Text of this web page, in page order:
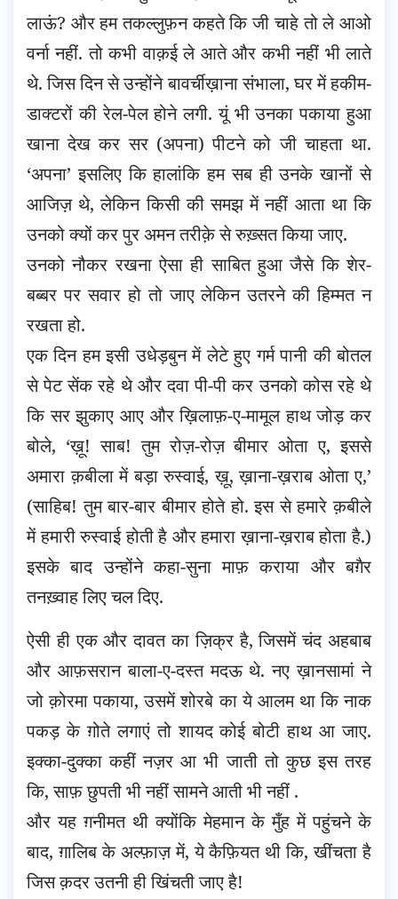
लाऊं? और हम तकल्लुफ़न कहते कि जी चाहे तो ले आओ
वर्ना नहीं. तो कभी वाक़ई ले आते और कभी नहीं भी लाते
थे. जिस दिन से उन्होंने बावर्चीख़ाना संभाला, घर में हकीम-
डाक्टरों की रेल-पेल होने लगी. यूं भी उनका पकाया हुआ
खाना देख कर सर (अपना) पीटने को जी चाहता था.
‘अपना’ इसलिए कि हालांकि हम सब ही उनके खानों से
आजिज़ थे, लेकिन किसी की समझ में नहीं आता था कि
उनको क्यों कर पुर अमन तरीक़े से रुख़्सत किया जाए.
उनको नौकर रखना ऐसा ही साबित हुआ जैसे कि शेर-
बब्बर पर सवार हो तो जाए लेकिन उतरने की हिम्मत न
रखता हो.
एक दिन हम इसी उधेड़बुन में लेटे हुए गर्म पानी की बोतल
से पेट सेंक रहे थे और दवा पी-पी कर उनको कोस रहे थे
कि सर झुकाए आए और ख़िलाफ़-ए-मामूल हाथ जोड़ कर
बोले, ‘ख़ू! साब! तुम रोज़-रोज़ बीमार ओता ए, इससे
अमारा क़बीला में बड़ा रुस्वाई, ख़ू, ख़ाना-ख़राब ओता ए,’
(साहिब! तुम बार-बार बीमार होते हो. इस से हमारे क़बीले
में हमारी रुस्वाई होती है और हमारा ख़ाना-ख़राब होता है.)
इसके बाद उन्होंने कहा-सुना माफ़ कराया और बग़ैर
तनख़्वाह लिए चल दिए.
ऐसी ही एक और दावत का ज़िक्र है, जिसमें चंद अहबाब
और आफ़सरान बाला-ए-दस्त मदऊ थे. नए ख़ानसामां ने
जो क़ोरमा पकाया, उसमें शोरबे का ये आलम था कि नाक
पकड़ के ग़ोते लगाएं तो शायद कोई बोटी हाथ आ जाए.
इक्का-दुक्का कहीं नज़र आ भी जाती तो कुछ इस तरह
कि, साफ़ छुपती भी नहीं सामने आती भी नहीं .
और यह ग़नीमत थी क्योंकि मेहमान के मुँह में पहुंचने के
बाद, ग़ालिब के अल्फ़ाज़ में, ये कैफ़ियत थी कि, खींचता है
जिस क़दर उतनी ही खिंचती जाए है!